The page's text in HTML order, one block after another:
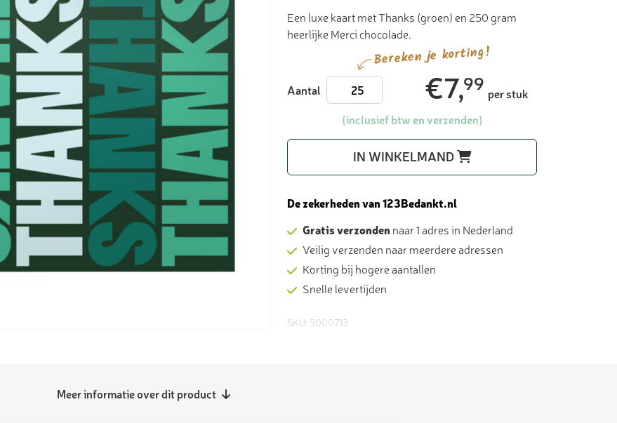
Een luxe kaart met Thanks (groen) en 250 gram
heerlijke Merci chocolade.
Bereken je korting!
Aantal Merci
chocolade
250
-
aantal
€7,99 per stuk
(inclusief btw en verzenden)
IN WINKELMAND
De zekerheden van 123Bedankt.nl
Gratis verzonden naar 1 adres in Nederland
Veilig verzenden naar meerdere adressen
Korting bij hogere aantallen
Snelle levertijden
SKU: 5000713
Meer informatie over dit product